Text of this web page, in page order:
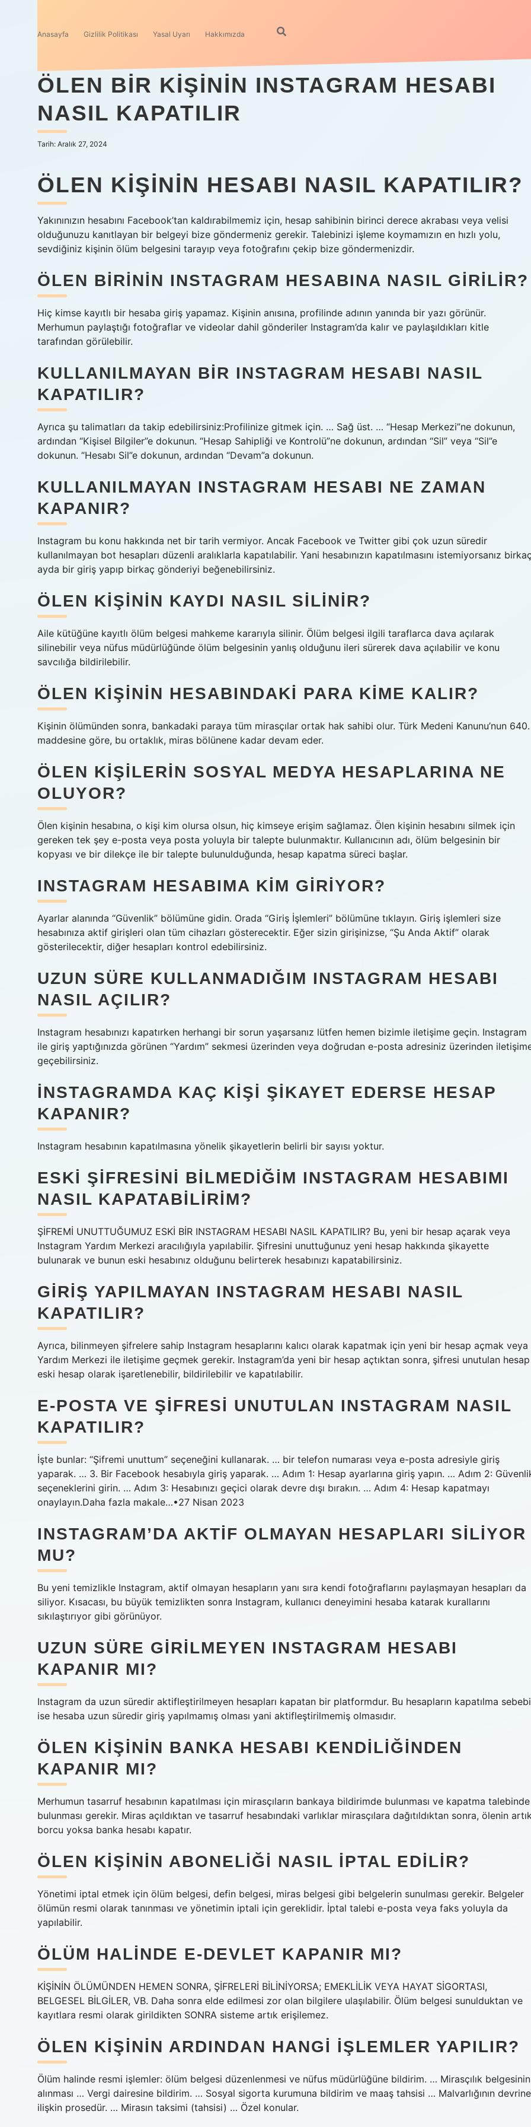
Anasayfa Gizlilik Politikası Yasal Uyarı Hakkımızda
ÖLEN BIR KIŞININ INSTAGRAM HESABI
NASIL KAPATILIR
Tarih: Aralık 27, 2024
ÖLEN KIŞININ HESABI NASIL KAPATILIR?
Yakınınızın hesabını Facebook’tan kaldırabilmemiz için, hesap sahibinin birinci derece akrabası veya velisi
olduğunuzu kanıtlayan bir belgeyi bize göndermeniz gerekir. Talebinizi işleme koymamızın en hızlı yolu,
sevdiğiniz kişinin ölüm belgesini tarayıp veya fotoğrafını çekip bize göndermenizdir.
ÖLEN BIRININ INSTAGRAM HESABINA NASIL GIRILIR?
Hiç kimse kayıtlı bir hesaba giriş yapamaz. Kişinin anısına, profilinde adının yanında bir yazı görünür.
Merhumun paylaştığı fotoğraflar ve videolar dahil gönderiler Instagram’da kalır ve paylaşıldıkları kitle
tarafından görülebilir.
KULLANILMAYAN BIR INSTAGRAM HESABI NASIL
KAPATILIR?
Ayrıca şu talimatları da takip edebilirsiniz:Profilinize gitmek için. … Sağ üst. … “Hesap Merkezi”ne dokunun,
ardından “Kişisel Bilgiler”e dokunun. “Hesap Sahipliği ve Kontrolü”ne dokunun, ardından “Sil” veya “Sil”e
dokunun. “Hesabı Sil”e dokunun, ardından “Devam”a dokunun.
KULLANILMAYAN INSTAGRAM HESABI NE ZAMAN
KAPANIR?
Instagram bu konu hakkında net bir tarih vermiyor. Ancak Facebook ve Twitter gibi çok uzun süredir
kullanılmayan bot hesapları düzenli aralıklarla kapatılabilir. Yani hesabınızın kapatılmasını istemiyorsanız
ayda bir giriş yapıp birkaç gönderiyi beğenebilirsiniz.
ÖLEN KIŞININ KAYDI NASIL SILINIR?
Aile kütüğüne kayıtlı ölüm belgesi mahkeme kararıyla silinir. Ölüm belgesi ilgili taraflarca dava açılarak
silinebilir veya nüfus müdürlüğünde ölüm belgesinin yanlış olduğunu ileri sürerek dava açılabilir ve konu
savcılığa bildirilebilir.
ÖLEN KIŞININ HESABINDAKI PARA KIME KALIR?
Kişinin ölümünden sonra, bankadaki paraya tüm mirasçılar ortak hak sahibi olur. Türk Medeni Kanunu’nun 640.
maddesine göre, bu ortaklık, miras bölünene kadar devam eder.
ÖLEN KIŞILERIN SOSYAL MEDYA HESAPLARINA NE
OLUYOR?
Ölen kişinin hesabına, o kişi kim olursa olsun, hiç kimseye erişim sağlamaz. Ölen kişinin hesabını silmek için
gereken tek şey e-posta veya posta yoluyla bir talepte bulunmaktır. Kullanıcının adı, ölüm belgesinin bir
kopyası ve bir dilekçe ile bir talepte bulunulduğunda, hesap kapatma süreci başlar.
INSTAGRAM HESABIMA KIM GIRIYOR?
Ayarlar alanında “Güvenlik” bölümüne gidin. Orada “Giriş İşlemleri” bölümüne tıklayın. Giriş işlemleri size
hesabınıza aktif girişleri olan tüm cihazları gösterecektir. Eğer sizin girişinizse, “Şu Anda Aktif” olarak
gösterilecektir, diğer hesapları kontrol edebilirsiniz.
UZUN SÜRE KULLANMADIĞIM INSTAGRAM HESABI
NASIL AÇILIR?
Instagram hesabınızı kapatırken herhangi bir sorun yaşarsanız lütfen hemen bizimle iletişime geçin. Instagram
ile giriş yaptığınızda görünen “Yardım” sekmesi üzerinden veya doğrudan e-posta adresiniz üzerinden
geçebilirsiniz.
İNSTAGRAMDA KAÇ KIŞI ŞIKAYET EDERSE HESAP
KAPANIR?
Instagram hesabının kapatılmasına yönelik şikayetlerin belirli bir sayısı yoktur.
ESKI ŞIFRESINI BILMEDIĞIM INSTAGRAM HESABIMI
NASIL KAPATABILIRIM?
ŞİFREMİ UNUTTUĞUMUZ ESKİ BİR INSTAGRAM HESABI NASIL KAPATILIR? Bu, yeni bir hesap açarak veya
Instagram Yardım Merkezi aracılığıyla yapılabilir. Şifresini unuttuğunuz yeni hesap hakkında şikayette
bulunarak ve bunun eski hesabınız olduğunu belirterek hesabınızı kapatabilirsiniz.
GIRIŞ YAPILMAYAN INSTAGRAM HESABI NASIL
KAPATILIR?
Ayrıca, bilinmeyen şifrelere sahip Instagram hesaplarını kalıcı olarak kapatmak için yeni bir hesap açmak veya
Yardım Merkezi ile iletişime geçmek gerekir. Instagram’da yeni bir hesap açtıktan sonra, şifresi unutulan hesap
eski hesap olarak işaretlenebilir, bildirilebilir ve kapatılabilir.
E-POSTA VE ŞIFRESI UNUTULAN INSTAGRAM NASIL
KAPATILIR?
İşte bunlar: “Şifremi unuttum” seçeneğini kullanarak. … bir telefon numarası veya e-posta adresiyle giriş
yaparak. … 3. Bir Facebook hesabıyla giriş yaparak. … Adım 1: Hesap ayarlarına giriş yapın. … Adım 2:
seçeneklerini girin. … Adım 3: Hesabınızı geçici olarak devre dışı bırakın. … Adım 4: Hesap kapatmayı
onaylayın.Daha fazla makale…•27 Nisan 2023
INSTAGRAM’DA AKTIF OLMAYAN HESAPLARI SILIYOR
MU?
Bu yeni temizlikle Instagram, aktif olmayan hesapların yanı sıra kendi fotoğraflarını paylaşmayan hesapları da
siliyor. Kısacası, bu büyük temizlikten sonra Instagram, kullanıcı deneyimini hesaba katarak kurallarını
sıkılaştırıyor gibi görünüyor.
UZUN SÜRE GIRILMEYEN INSTAGRAM HESABI
KAPANIR MI?
Instagram da uzun süredir aktifleştirilmeyen hesapları kapatan bir platformdur. Bu hesapların kapatılma sebebi
ise hesaba uzun süredir giriş yapılmamış olması yani aktifleştirilmemiş olmasıdır.
ÖLEN KIŞININ BANKA HESABI KENDILIĞINDEN
KAPANIR MI?
Merhumun tasarruf hesabının kapatılması için mirasçıların bankaya bildirimde bulunması ve kapatma talebinde
bulunması gerekir. Miras açıldıktan ve tasarruf hesabındaki varlıklar mirasçılara dağıtıldıktan sonra, ölenin
borcu yoksa banka hesabı kapatır.
ÖLEN KIŞININ ABONELIĞI NASIL IPTAL EDILIR?
Yönetimi iptal etmek için ölüm belgesi, defin belgesi, miras belgesi gibi belgelerin sunulması gerekir. Belgeler
ölümün resmi olarak tanınması ve yönetimin iptali için gereklidir. İptal talebi e-posta veya faks yoluyla da
yapılabilir.
ÖLÜM HALINDE E-DEVLET KAPANIR MI?
KİŞİNİN ÖLÜMÜNDEN HEMEN SONRA, ŞİFRELERİ BİLİNİYORSA; EMEKLİLİK VEYA HAYAT SİGORTASI,
BELGESEL BİLGİLER, VB. Daha sonra elde edilmesi zor olan bilgilere ulaşılabilir. Ölüm belgesi sunulduktan ve
kayıtlara resmi olarak girildikten SONRA sisteme artık erişilemez.
ÖLEN KIŞININ ARDINDAN HANGI IŞLEMLER YAPILIR?
Ölüm halinde resmi işlemler: ölüm belgesi düzenlenmesi ve nüfus müdürlüğüne bildirim. … Mirasçılık belgesinin
alınması … Vergi dairesine bildirim. … Sosyal sigorta kurumuna bildirim ve maaş tahsisi … Malvarlığının devrine
ilişkin prosedür. … Mirasın taksimi (tahsisi) … Özel konular.